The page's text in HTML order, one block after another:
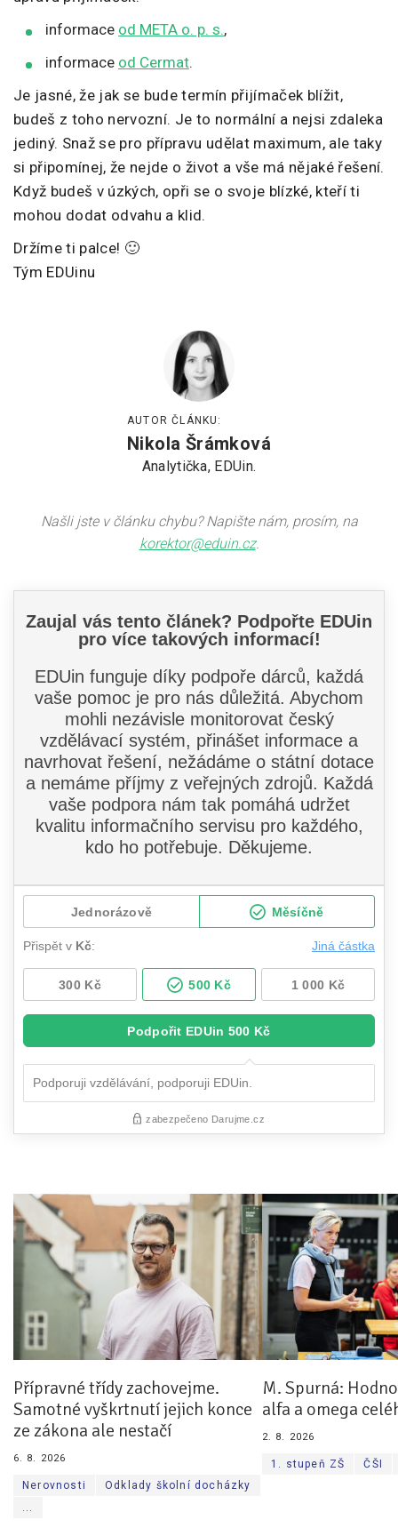
informace od META o. p. s.,
informace od Cermat.
Je jasné, že jak se bude termín přijímaček blížit,
budeš z toho nervozní. Je to normální a nejsi zdaleka
jediný. Snaž se pro přípravu udělat maximum, ale taky
si připomínej, že nejde o život a vše má nějaké řešení.
Když budeš v úzkých, opři se o svoje blízké, kteří ti
mohou dodat odvahu a klid.
Držíme ti palce! 🙂
Tým EDUinu
AUTOR ČLÁNKU:
Nikola Šrámková
Analytička, EDUin.
Našli jste v článku chybu? Napište nám, prosím, na
korektor@eduin.cz.
Přípravné třídy zachovejme.
Samotné vyškrtnutí jejich konce
ze zákona ale nestačí
6. 8. 2026
Nerovnosti
Odklady školní docházky
...
M. Spurná:
alfa a omega
2. 8. 2026
1. stupeň ZŠ ČŠI